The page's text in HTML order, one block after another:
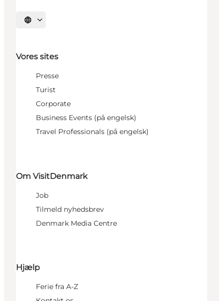
Vælg sprog
Vores sites
Presse
Turist
Corporate
Business Events (på engelsk)
Travel Professionals (på engelsk)
Om VisitDenmark
Job
Tilmeld nyhedsbrev
Denmark Media Centre
Hjælp
Ferie fra A-Z